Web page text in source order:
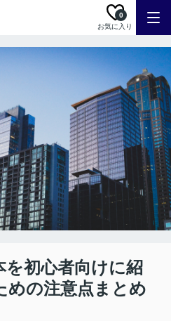
お気に入り
0
を初心者向けに紹
めの注意点まとめ